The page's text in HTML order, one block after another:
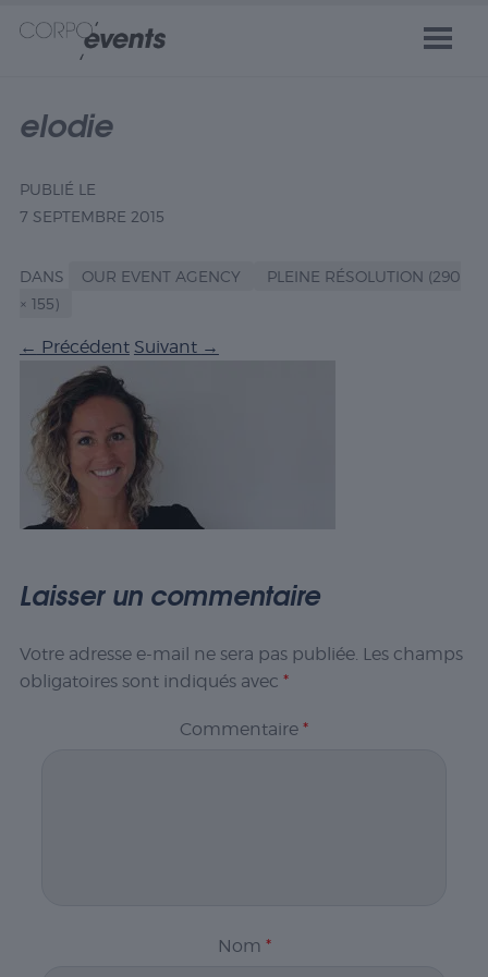
elodie
PUBLIÉ LE
7 SEPTEMBRE 2015
DANS OUR EVENT AGENCY
PLEINE RÉSOLUTION (290
× 155)
← Précédent Suivant →
Laisser un commentaire
Votre adresse e-mail ne sera pas publiée. Les champs
obligatoires sont indiqués avec *
Commentaire *
Nom *